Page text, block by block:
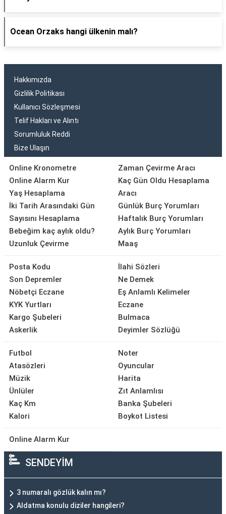
Ocean Orzaks hangi ülkenin malı?
Hakkımızda
Gizlilik Politikası
Kullanıcı Sözleşmesi
Telif Hakları ve Alıntı
Sorumluluk Reddi
Bize Ulaşın
Online Kronometre
Online Alarm Kur
Yaş Hesaplama
İki Tarih Arasındaki Gün
Sayısını Hesaplama
Bebeğim kaç aylık oldu?
Uzunluk Çevirme
Zaman Çevirme Aracı
Kaç Gün Oldu Hesaplama
Aracı
Günlük Burç Yorumları
Haftalık Burç Yorumları
Aylık Burç Yorumları
Maaş
Posta Kodu
Son Depremler
Nöbetçi Eczane
KYK Yurtları
Kargo Şubeleri
Askerlik
İlahi Sözleri
Ne Demek
Eş Anlamlı Kelimeler
Eczane
Bulmaca
Deyimler Sözlüğü
Futbol
Atasözleri
Müzik
Ünlüler
Kaç Km
Kalori
Noter
Oyuncular
Harita
Zıt Anlamlısı
Banka Şubeleri
Boykot Listesi
Online Alarm Kur
SENDEYİM
3 numaralı gözlük kalın mı?
Aldatma konulu diziler hangileri?